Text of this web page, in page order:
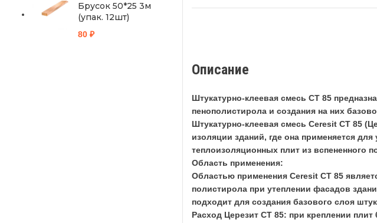
Описание
Штукатурно-клеевая смесь CT 85
пенополистирола и создания на них
Штукатурно-клеевая смесь Ceresit CT 85
изоляции зданий, где она применяется
теплоизоляционных плит из вспененного
Область применения:
Областью применения Ceresit CT 85
полистирола при утеплении фасадов
подходит для создания базового слоя
Расход Церезит СТ 85: при креплении плит
Брусок 50*25 3м
(упак. 12шт)
80 ₽